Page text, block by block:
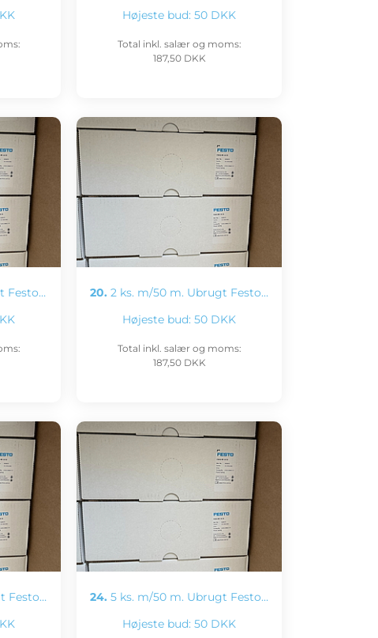
Højeste bud: 50 DKK
Total inkl. salær og moms:
187,50 DKK
Festo…
20. 2 ks. m/50 m. Ubrugt Festo…
Højeste bud: 50 DKK
Total inkl. salær og moms:
187,50 DKK
Festo…
24. 5 ks. m/50 m. Ubrugt Festo…
Højeste bud: 50 DKK